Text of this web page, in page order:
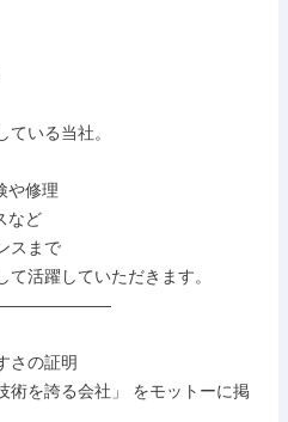
いる当社。
や修理
など
スまで
活躍していただきます。
さの証明
術を誇る会社」 をモットーに掲